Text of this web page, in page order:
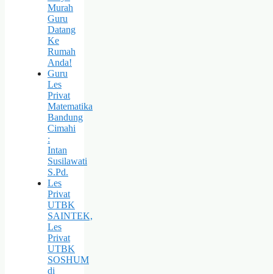
Murah
Guru
Datang
Ke
Rumah
Anda!
Guru
Les
Privat
Matematika
Bandung
Cimahi
:
Intan
Susilawati
S.Pd.
Les
Privat
UTBK
SAINTEK,
Les
Privat
UTBK
SOSHUM
di